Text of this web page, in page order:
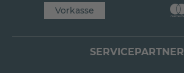
Vorkasse
SERVICEPARTNER